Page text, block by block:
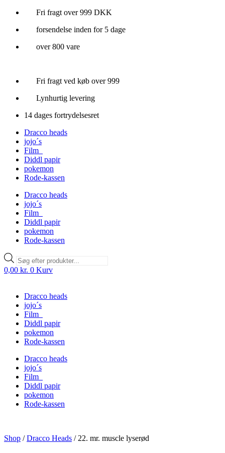
Videre
indhold
Fri fragt over 999 DKK
forsendelse inden for 5 dage
over 800 vare
Fri fragt ved køb over 999
Lynhurtig levering
14 dages fortrydelsesret
Dracco heads
jojo´s
Film
Diddl papir
pokemon
Rode-kassen
Dracco heads
jojo´s
Film
Diddl papir
pokemon
Rode-kassen
Products
search
0,00 kr. 0 Kurv
Dracco heads
jojo´s
Film
Diddl papir
pokemon
Rode-kassen
Dracco heads
jojo´s
Film
Diddl papir
pokemon
Rode-kassen
Shop /Dracco Heads / 22. mr. muscle lyserød